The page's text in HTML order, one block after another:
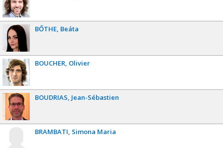
BŐTHE Beáta
BOUCHER Olivier
BOUDRIAS Jean-Sébastien
BRAMBATI Simona Maria